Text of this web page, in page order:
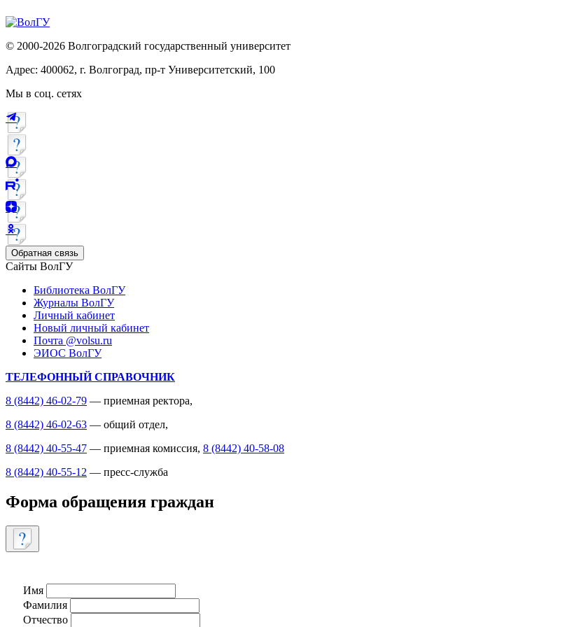
© 2000-2026 Волгоградский государственный университет
Адрес: 400062, г. Волгоград, пр-т Университетский, 100
Мы в соц. сетях
Обратная связь
Сайты ВолГУ
Библиотека ВолГУ
Журналы ВолГУ
Личный кабинет
Новый личный кабинет
Почта @volsu.ru
ЭИОС ВолГУ
ТЕЛЕФОННЫЙ СПРАВОЧНИК
8 (8442) 46-02-79 — приемная ректора,
8 (8442) 46-02-63 — общий отдел,
8 (8442) 40-55-47 — приемная комиссия, 8 (8442) 40-58-08
8 (8442) 40-55-12 — пресс-служба
Форма обращения граждан
Имя
Фамилия
Отчество